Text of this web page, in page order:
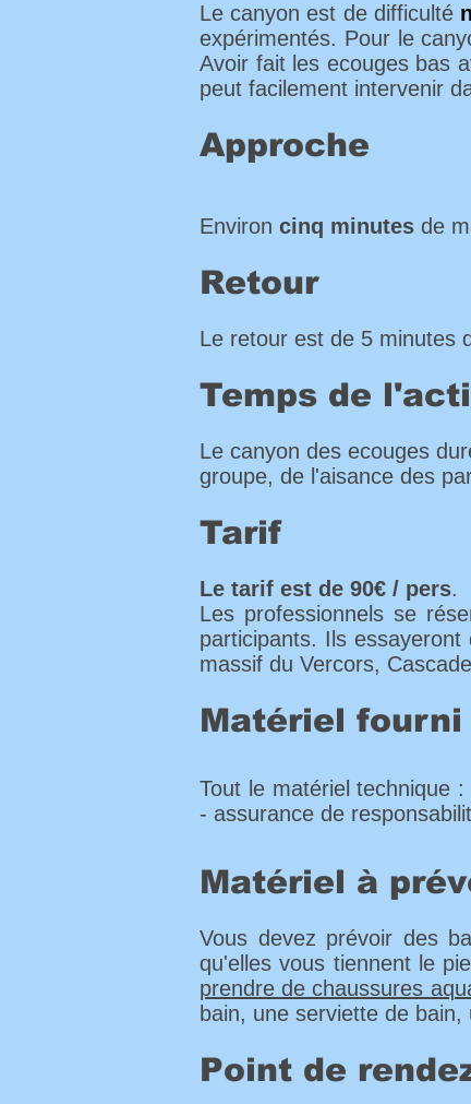
Le canyon est de difficulté
expérimentés. Pour le
Avoir fait les ecouges bas
peut facilement intervenir
Approche
Environ cinq minutes de
Retour
Le retour est de 5 minutes
Temps de
Le canyon des ecouges
groupe, de l'aisance des
Tarif
Le tarif est de 90€ / pers.
Les professionnels se
participants. Ils
massif du Vercors,
Matériel fourni
Tout le matériel technique
- assurance de
Matériel à
Vous devez prévoir des
qu'elles vous tiennent le
prendre de chaussures
bain, une serviette de
Point de